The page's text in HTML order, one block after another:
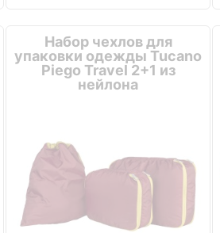
Набор чехлов для
упаковки одежды Tucano
Piego Travel 2+1 из
нейлона